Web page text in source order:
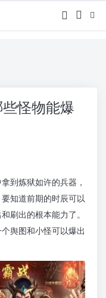
怪物能爆
到炼狱如许的兵器，
知道前期的时辰可以
刷出的根本能力了。
舆图和小怪可以爆出